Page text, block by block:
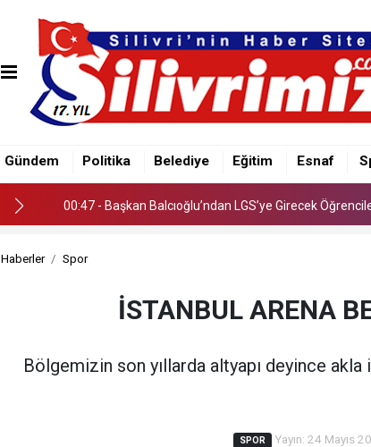
Gündem Politika Belediye Eğitim Esnaf
00:47 - Başkan Balcıoğlu’ndan LGS’ye Girecek
00:38 - Çayırdere Mahallesi’nde İlk Kez “Şalvar
Haberler Spor
İSTANBUL ARENA
Bölgemizin son yıllarda altyapı deyince
SPOR Yayın: 24 Mayıs